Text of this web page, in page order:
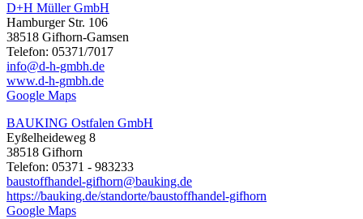
D+H Müller GmbH
Hamburger Str. 106
38518 Gifhorn-Gamsen
Telefon: 05371/7017
info@d-h-gmbh.de
www.d-h-gmbh.de
Google Maps
BAUKING Ostfalen GmbH
Eyßelheideweg 8
38518 Gifhorn
Telefon: 05371 - 983233
baustoffhandel-gifhorn@bauking.de
https://bauking.de/standorte/baustoffhandel-gifhorn
Google Maps